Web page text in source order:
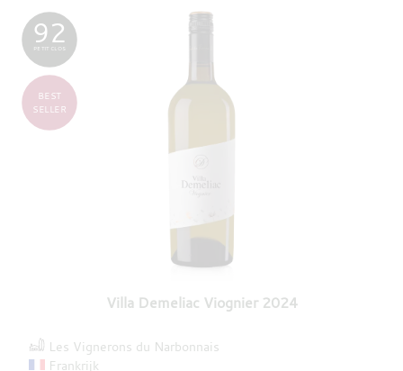
Villa Demeliac Viognier 2024
92
PETIT CLOS
BEST
SELLER
Les Vignerons du Narbonnais
Frankrijk